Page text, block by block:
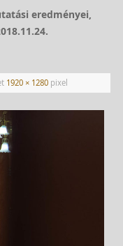
eredményei,
1920 × 1280pixel